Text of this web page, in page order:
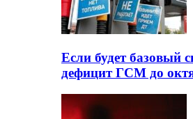
Если будет базовый
дефицит ГСМ до